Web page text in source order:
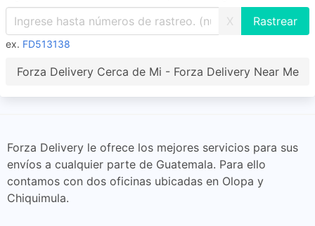
X
ex. FD513138
Forza Delivery Cerca de Mi - Forza Delivery Near Me
Forza Delivery le ofrece los mejores servicios para sus
envíos a cualquier parte de Guatemala. Para ello
contamos con dos oficinas ubicadas en Olopa y
Chiquimula.